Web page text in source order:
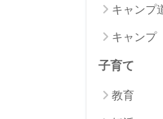
家計
家電修理
固定費削減